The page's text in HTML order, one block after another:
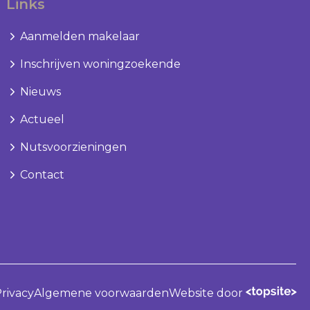
Links
Aanmelden makelaar
Inschrijven woningzoekende
Nieuws
Actueel
Nutsvoorzieningen
Contact
Algemene voorwaardenWebsite door